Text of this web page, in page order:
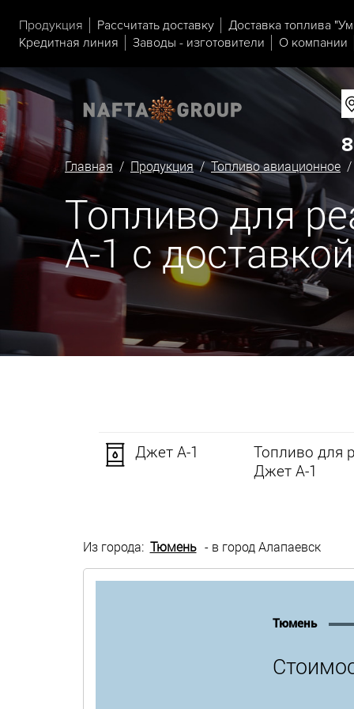
Продукция Рассчитать доставку Доставка топлива
Кредитная линия
Заводы - изготовители О компании
Главная / Продукция/Топливо авиационное /
Топливо для
А-1 с
Джет А-1
Топливо для
Джет А-1
Из города: Тюмень - в город Алапаевск
Тюмень